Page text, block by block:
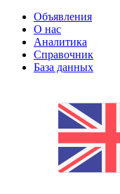
Объявления
О нас
Аналитика
Справочник
База данных